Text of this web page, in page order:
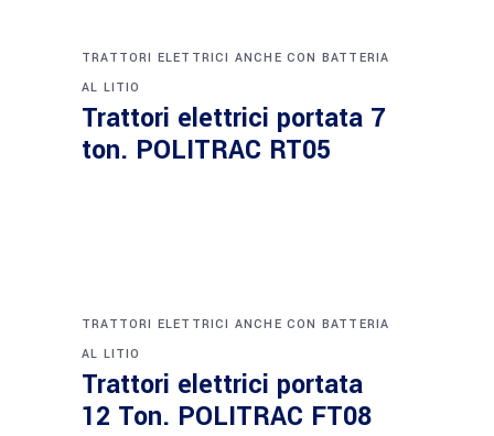
TRATTORI ELETTRICI ANCHE CON BATTERIA
AL LITIO
Trattori elettrici portata 7
ton. POLITRAC RT05
TRATTORI ELETTRICI ANCHE CON BATTERIA
AL LITIO
Trattori elettrici portata
12 Ton. POLITRAC FT08